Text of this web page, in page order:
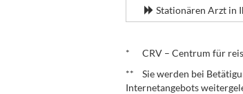
Stationären Arzt in
* CRV – Centrum für
** Sie werden bei
Internetangebots